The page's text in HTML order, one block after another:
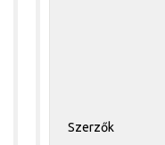
Szerzők